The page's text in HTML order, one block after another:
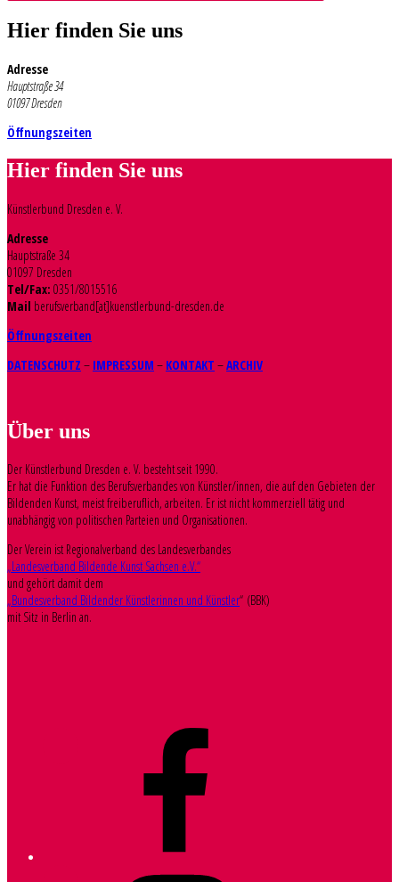
Hier finden Sie uns
Adresse
Hauptstraße 34
01097 Dresden
Öffnungszeiten
Hier finden Sie uns
Künstlerbund Dresden e. V.
Adresse
Hauptstraße 34
01097 Dresden
Tel/Fax: 0351/8015516
Mail berufsverband[at]kuenstlerbund-dresden.de
Öffnungszeiten
DATENSCHUTZ – IMPRESSUM – KONTAKT –ARCHIV
Über uns
Der Künstlerbund Dresden e. V. besteht seit 1990.
Er hat die Funktion des Berufsverbandes von Künstler/innen, die auf den Gebieten der
Bildenden Kunst, meist freiberuflich, arbeiten. Er ist nicht kommerziell tätig und
unabhängig von politischen Parteien und Organisationen.
Der Verein ist Regionalverband des Landesverbandes
„Landesverband Bildende Kunst Sachsen e.V.“
und gehört damit dem
„Bundesverband Bildender Künstlerinnen und Künstler“ (BBK)
mit Sitz in Berlin an.